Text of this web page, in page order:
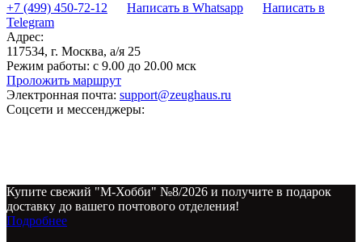
+7 (499) 450-72-12
Написать в Whatsapp
Написать в
Telegram
Адрес:
117534, г. Москва, а/я 25
Режим работы: с 9.00 до 20.00 мск
Проложить маршрут
Электронная почта: support@zeughaus.ru
Соцсети и мессенджеры:
Купите свежий "М-Хобби" №8/2026 и получите в подарок
доставку до вашего почтового отделения!
Подробнее